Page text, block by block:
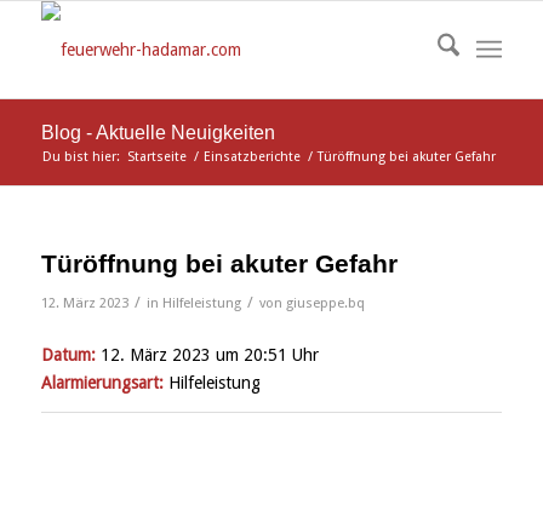
Blog - Aktuelle Neuigkeiten
Du bist hier: Startseite / Einsatzberichte / Türöffnung bei akuter Gefahr
Türöffnung bei akuter Gefahr
12. März 2023 / in Hilfeleistung / von giuseppe.bq
Datum:12. März 2023 um 20:51 Uhr
Alarmierungsart:Hilfeleistung